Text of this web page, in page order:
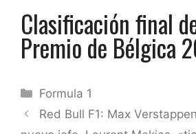
Clasificación final
Premio de Bélgica
Categorías
Formula 1
Red Bull F1: Max